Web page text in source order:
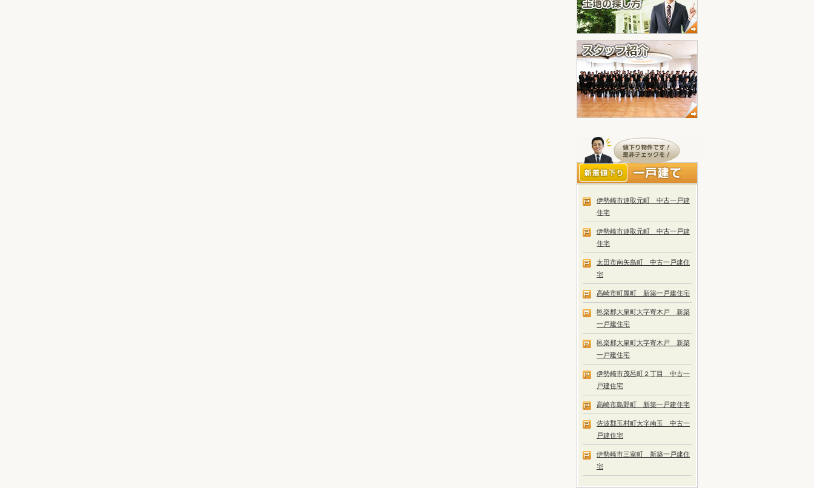
伊勢崎市連取元町 中古一戸建
住宅
伊勢崎市連取元町 中古一戸建
住宅
太田市南矢島町 中古一戸建住
宅
高崎市町屋町 新築一戸建住宅
邑楽郡大泉町大字寄木戸 新築
一戸建住宅
邑楽郡大泉町大字寄木戸 新築
一戸建住宅
伊勢崎市茂呂町２丁目 中古一
戸建住宅
高崎市島野町 新築一戸建住宅
佐波郡玉村町大字南玉 中古一
戸建住宅
伊勢崎市三室町 新築一戸建住
宅